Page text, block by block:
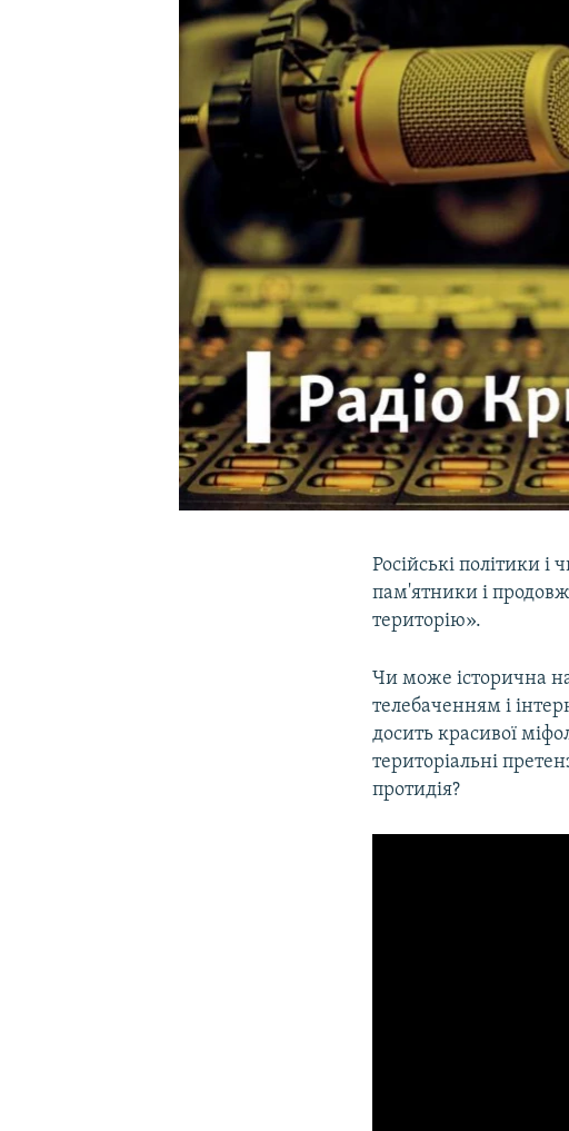
УКРАЇНСЬКА ПРОБЛЕМА КРИМУ
Російські політики
пам'ятники і
територію».
Чи може історична
телебаченням і
досить красивої
територіальні
протидія?